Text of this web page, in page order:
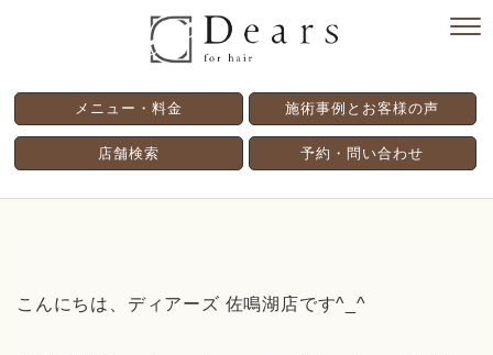
メニュー・料金 施術事例とお客様の声
店舗検索 予約・問い合わせ
こんにちは、ディアーズ 佐鳴湖店です^_^